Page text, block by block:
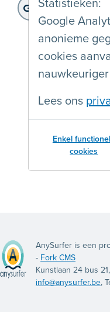
Statistieken:
Google
anonieme
cookies
Lees ons
Enkel
cookies
Website
https://
AnySurfer is een
- Fork CMS
Kunstlaan 24 bus
info@anysurfer.be,